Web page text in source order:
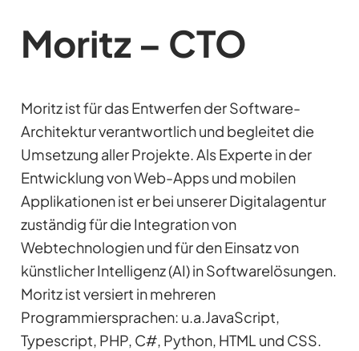
Moritz – CTO
Moritz ist für das Entwerfen der Software-
Architektur verantwortlich und begleitet die
Umsetzung aller Projekte. Als Experte in der
Entwicklung von Web-Apps und mobilen
Applikationen ist er bei unserer Digitalagentur
zuständig für die Integration von
Webtechnologien und für den Einsatz von
künstlicher Intelligenz (AI) in Softwarelösungen.
Moritz ist versiert in mehreren
Programmiersprachen: u.a.JavaScript,
Typescript, PHP, C#, Python, HTML und CSS.